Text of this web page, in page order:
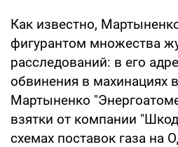
Как известно,
фигурантом множества
расследований: в его
обвинения в махинациях
Мартыненко
взятки от компании
схемах поставок газа на